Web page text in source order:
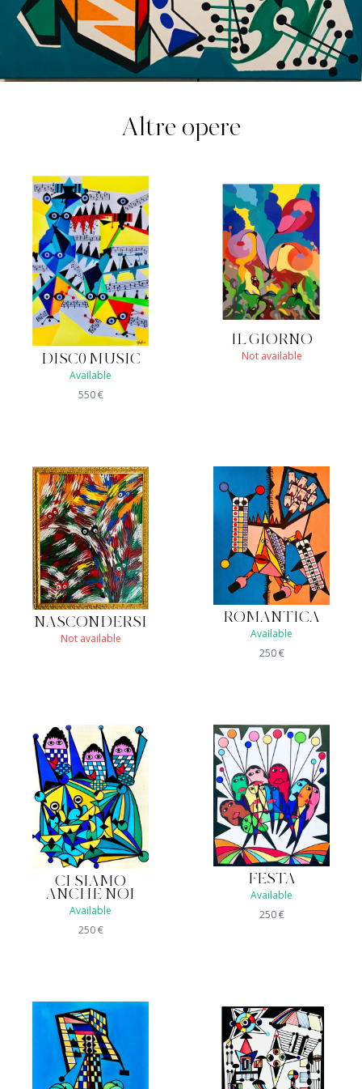
Altre opere
DISC0 MUSIC
Available
550€
IL GIORNO
Not available
NASCONDERSI
Not available
ROMANTICA
Available
250€
CI SIAMO
ANCHE NOI
Available
250€
FESTA
Available
250€